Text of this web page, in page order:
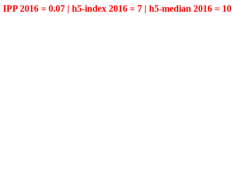
2016 = 0.07 | h5-index 2016 = 7 | h5-median 2016 = 10